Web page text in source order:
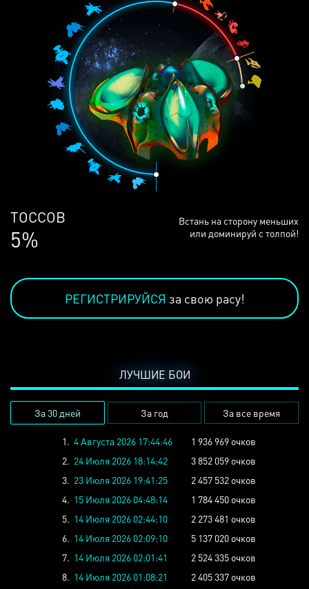
ЛЮДЕЙ
68%
Встань на сторону меньших
или доминируй с толпой!
РЕГИСТРИРУЙСЯ за свою расу!
ЛУЧШИЕ БОИ
За 30 дней За год За все время
1. 4 Августа 2026 17:44:46
1 936 969 очков
2. 24 Июля 2026 18:14:42
3 852 059 очков
3. 23 Июля 2026 19:41:25
2 457 532 очков
4. 15 Июля 2026 04:48:14
1 784 450 очков
5. 14 Июля 2026 02:44:10
2 273 481 очков
6. 14 Июля 2026 02:09:10
5 137 020 очков
7. 14 Июля 2026 02:01:41
2 524 335 очков
8. 14 Июля 2026 01:08:21
2 405 337 очков